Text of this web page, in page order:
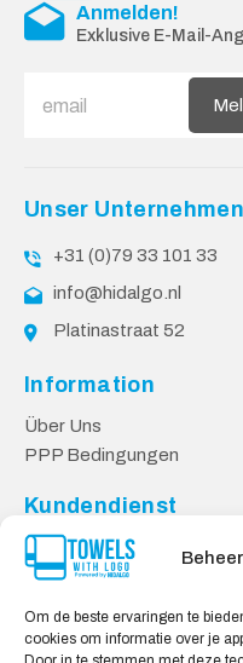
Om de beste ervaringen te
cookies om informatie over je
Anmelden!
Exklusive E-Mail-
Unser Unternehmen
+31 (0)79 33 101 33
info@hidalgo.nl
Platinastraat 52
Information
Über Uns
PPP Bedingungen
Kundendienst
Kontakt
Sicheres Einkaufen